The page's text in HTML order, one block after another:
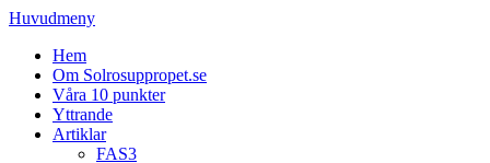
Huvudmeny
Hem
Om Solrosuppropet.se
Våra 10 punkter
Yttrande
Artiklar
FAS3